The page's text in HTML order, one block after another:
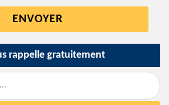
rappelle gratuitement